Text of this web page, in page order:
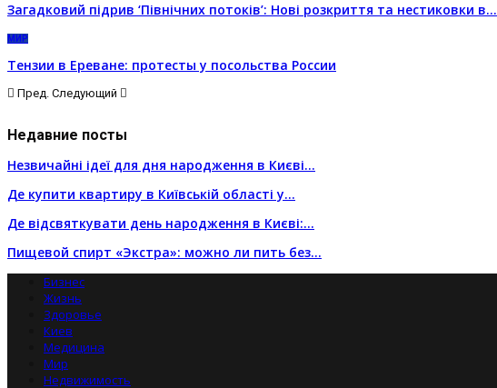
Загадковий підрив ‘Північних потоків’: Нові розкриття та нестиковки в…
МИР
Тензии в Ереване: протесты у посольства России
Пред. Следующий
Недавние посты
Незвичайні ідеї для дня народження в Києві…
Де купити квартиру в Київській області у…
Де відсвяткувати день народження в Києві:…
Пищевой спирт «Экстра»: можно ли пить без…
Бизнес
Жизнь
Здоровье
Киев
Медицина
Мир
Недвижимость